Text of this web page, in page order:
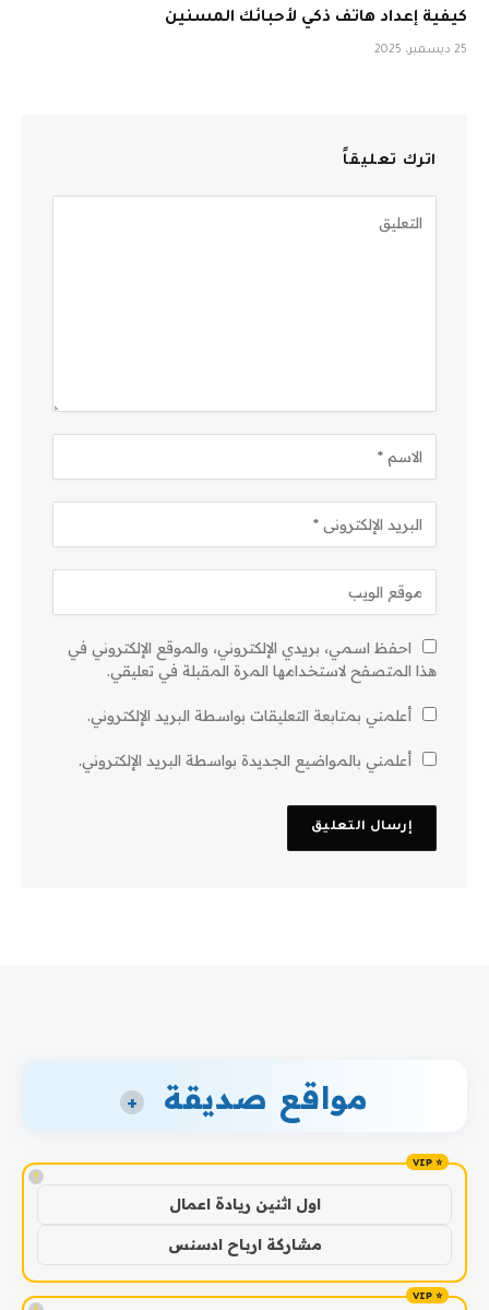
كيفية إعداد هاتف ذكي لأحبائك المسنين
25 ديسمبر، 2025
اترك تعليقاً
احفظ اسمي، بريدي الإلكتروني، والموقع الإلكتروني في
هذا المتصفح لاستخدامها المرة المقبلة في تعليقي.
أعلمني بمتابعة التعليقات بواسطة البريد الإلكتروني.
أعلمني بالمواضيع الجديدة بواسطة البريد الإلكتروني.
مواقع صديقة +
!
اول اثنين ريادة اعمال
مشاركة ارباح ادسنس